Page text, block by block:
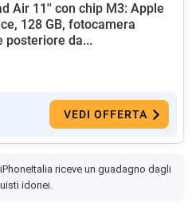
Air 11'' con chip M3: Apple
128 GB, fotocamera
posteriore da...
VEDI OFFERTA
riceve un guadagno dagli
idonei.